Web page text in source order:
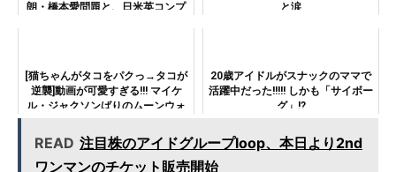
朗・橋本愛問題と、日米英コンプ
と涙
[猫ちゃんがタコをパクっ→タコが
逆襲]動画が可愛すぎる!!! マイケ
ル・ジャクソンばりのムーンウォ
20歳アイドルがスナックのママで
活躍中だった!!!!! しかも「サイボー
グ」!?
READ 注目株のアイドグループloop、本日より2nd
ワンマンのチケット販売開始